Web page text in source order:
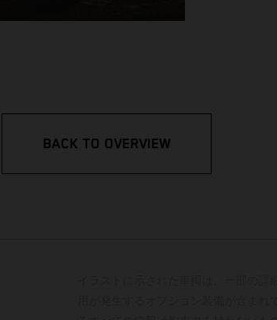
BACK TO OVERVIEW